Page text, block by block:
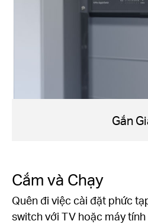
Gắn
Cắm và Chạy
Quên đi việc cài đặt phức
switch với TV hoặc máy